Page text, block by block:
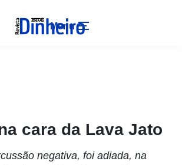
Menu
cara da Lava Jato
negativa, foi adiada, na